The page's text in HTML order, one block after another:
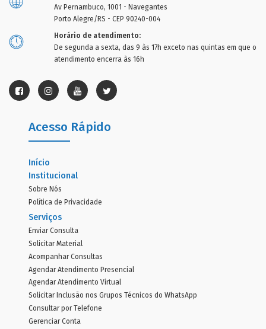
Av Pernambuco, 1001 - Navegantes
Porto Alegre/RS - CEP 90240-004
Horário de atendimento:
De segunda a sexta, das 9 às 17h exceto nas quintas em que o
atendimento encerra às 16h
Acesso Rápido
Início
Institucional
Sobre Nós
Política de Privacidade
Serviços
Enviar Consulta
Solicitar Material
Acompanhar Consultas
Agendar Atendimento Presencial
Agendar Atendimento Virtual
Solicitar Inclusão nos Grupos Técnicos do WhatsApp
Consultar por Telefone
Gerenciar Conta